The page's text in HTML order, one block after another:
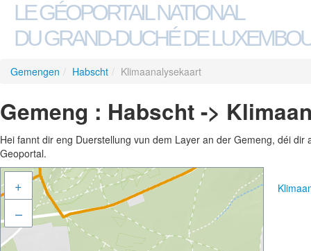
LE GÉOPORTAIL NATIONAL
DU GRAND-DUCHÉ DE
Gemengen / Habscht / Klimaanalysekaart
Gemeng : Habscht ->
Hei fannt dir eng Duerstellung vun dem Layer an der Gemeng, déi
Geoportal.
+
–